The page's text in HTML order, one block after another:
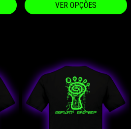
VER OPÇÕES